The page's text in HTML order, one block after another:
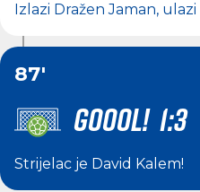
Izlazi Dražen Jaman, ulazi
87'
GOOOL! 1:3
Strijelac je David Kalem!